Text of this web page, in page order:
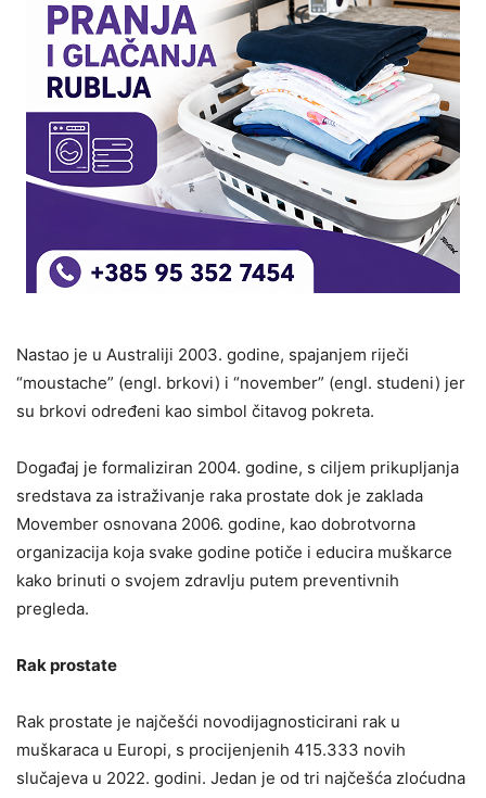
Nastao je u Australiji 2003. godine, spajanjem riječi
“moustache” (engl. brkovi) i “november” (engl. studeni) jer
su brkovi određeni kao simbol čitavog pokreta.
Događaj je formaliziran 2004. godine, s ciljem prikupljanja
sredstava za istraživanje raka prostate dok je zaklada
Movember osnovana 2006. godine, kao dobrotvorna
organizacija koja svake godine potiče i educira muškarce
kako brinuti o svojem zdravlju putem preventivnih
pregleda.
Rak prostate
Rak prostate je najčešći novodijagnosticirani rak u
muškaraca u Europi, s procijenjenih 415.333 novih
slučajeva u 2022. godini. Jedan je od tri najčešća zloćudna